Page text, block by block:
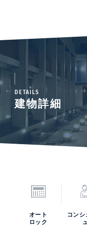
DETAILS
建物詳細
オート
ロック
コンシ
ュ